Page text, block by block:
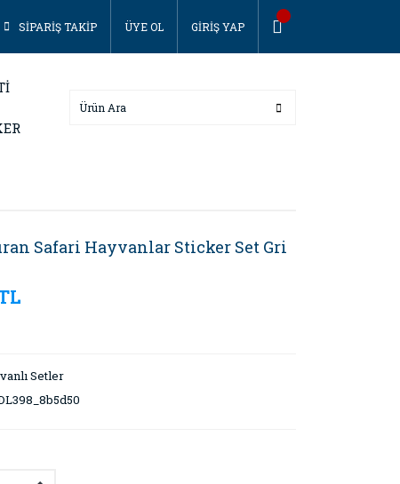
SİPARİŞ TAKİP ÜYE OL GİRİŞ YAP
Safari Hayvanlar Sticker Set Gri
Setler